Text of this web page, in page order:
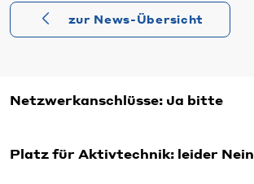
zur News-Übersicht
Netzwerkanschlüsse: Ja bitte
Platz für Aktivtechnik: leider Nein